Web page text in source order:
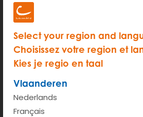
Select your region and
Choisissez votre region et
Kies je regio en taal
Vlaanderen
Nederlands
Français